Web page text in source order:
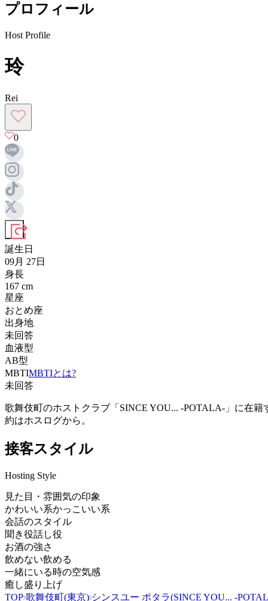
プロフィール
Host Profile
玲
Rei
0
誕生日
09月 27日
身長
167 cm
星座
おとめ座
出身地
未回答
血液型
AB型
MBTIMBTIとは?
未回答
歌舞伎町のホストクラブ「SINCE YOU... -POTALA-」に在
約はホスログから。
接客スタイル
Hosting Style
見た目・雰囲気の印象
かわいい系かっこいい系
会話のスタイル
聞き役話し役
お酒の強さ
飲めない飲める
一緒にいる時の空気感
癒し盛り上げ
TOP 歌舞伎町(東京) シンスユー ポタラ(SINCE YOU... -